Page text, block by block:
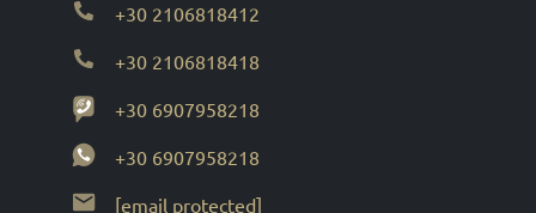
+30 2106818412
+30 2106818418
+30 6907958218
+30 6907958218
[email protected]